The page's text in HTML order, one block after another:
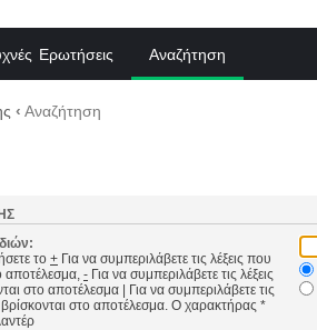
Ερωτήσεις Αναζήτηση
‹ Αναζήτηση
το + Για να συμπεριλάβετε τις λέξεις που
αποτέλεσμα, - Για να συμπεριλάβετε τις λέξεις
στο αποτέλεσμα | Για να συμπεριλάβετε τις
βρίσκονται στο αποτέλεσμα. Ο χαρακτήρας *